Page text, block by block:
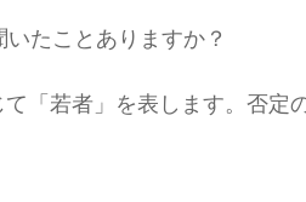
たことありますか？
「若者」を表します。否定